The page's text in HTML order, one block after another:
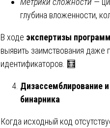
глубина вложенности,
В ходе экспертизы
выявить заимствования даже
идентификаторов. 🧮
Дизассемблирование
бинарника
Когда исходный код